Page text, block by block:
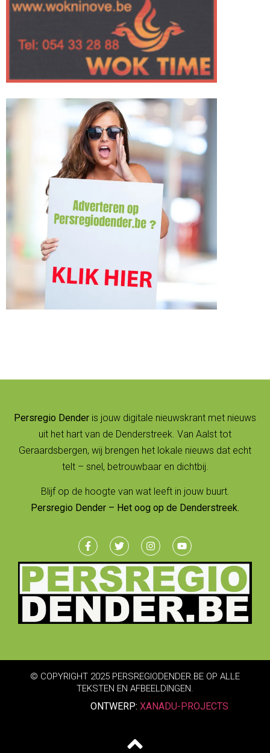
Persregio Dender is jouw digitale nieuwskrant met nieuws
uit het hart van de Denderstreek. Van Aalst tot
Geraardsbergen, wij brengen het lokale nieuws dat echt
telt – snel, betrouwbaar en dichtbij.
Blijf op de hoogte van wat leeft in jouw buurt.
Persregio Dender – Het oog op de Denderstreek.
© COPYRIGHT 2025 PERSREGIODENDER.BE OP ALLE
TEKSTEN EN AFBEELDINGEN.
ONTWERP: XANADU-PROJECTS